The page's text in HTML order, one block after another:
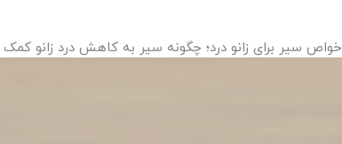
خواص سیر برای زانو درد؛ چگونه سیر به کاهش درد زانو